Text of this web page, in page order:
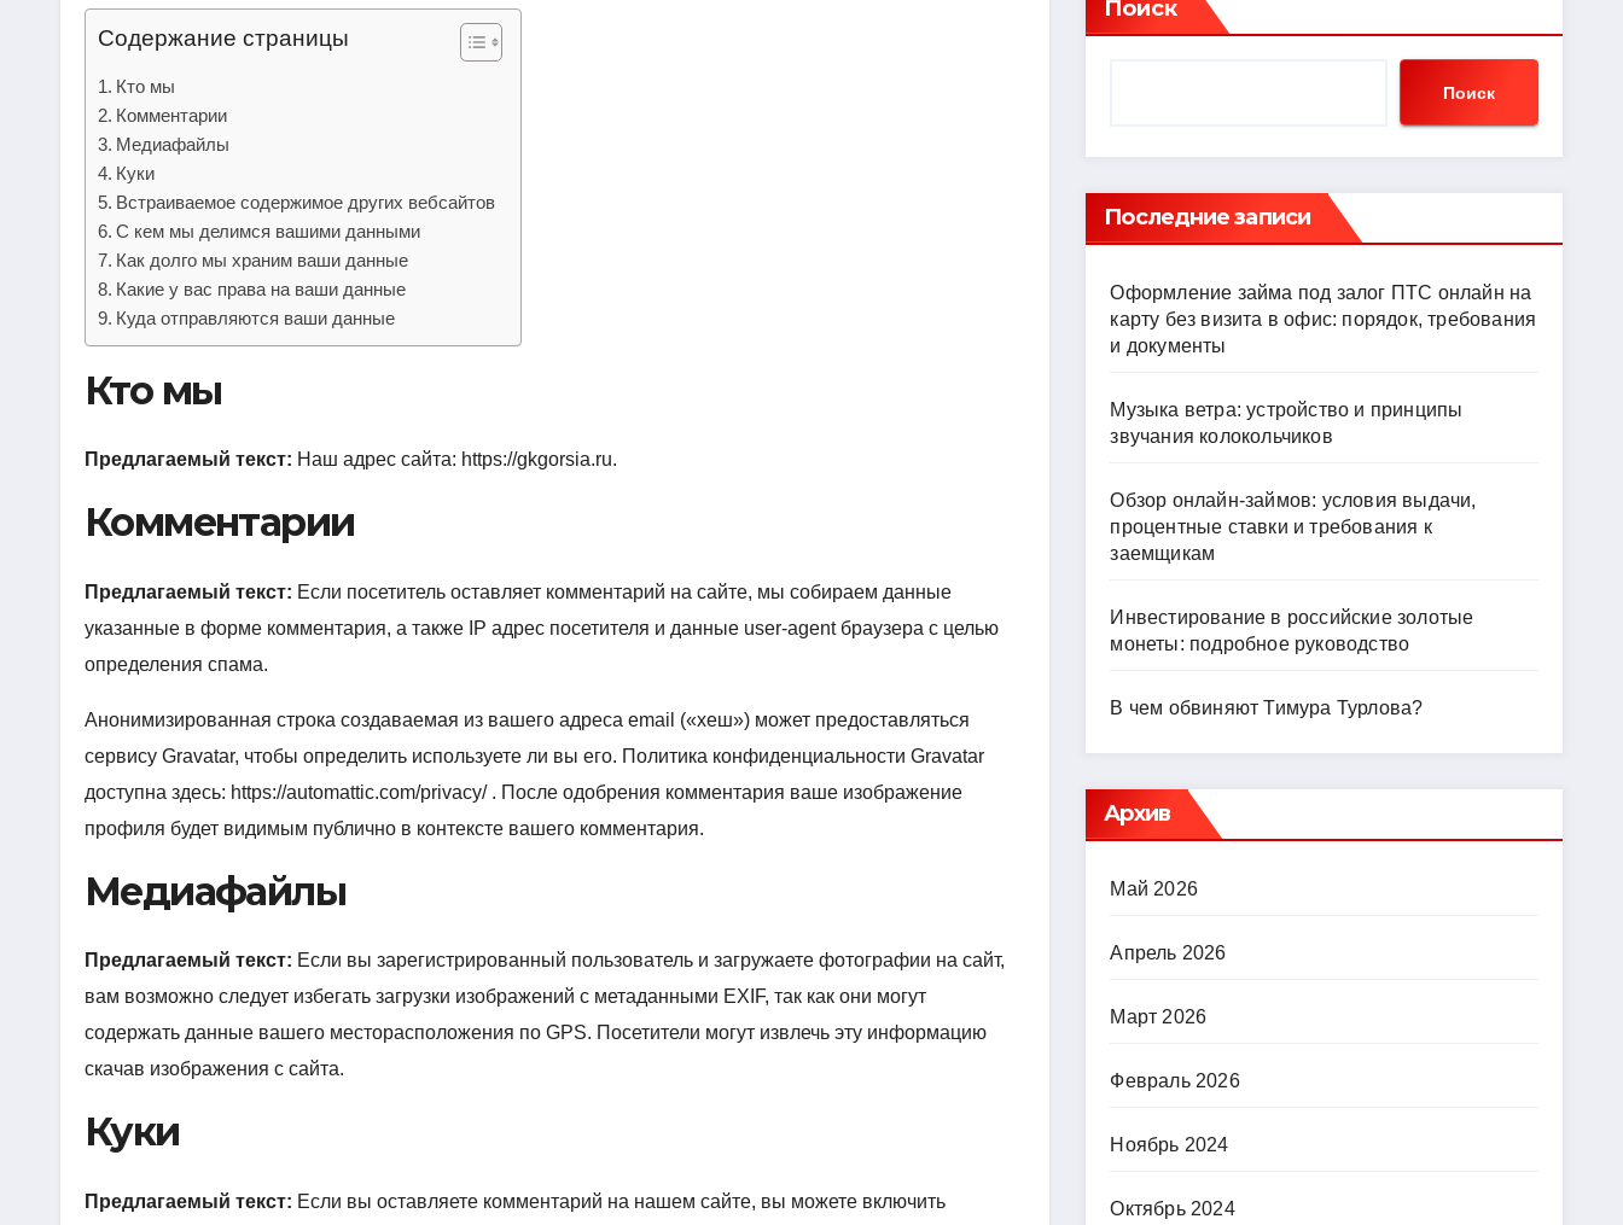
Содержание страницы
Кто мы
Комментарии
Медиафайлы
Куки
Встраиваемое содержимое других вебсайтов
С кем мы делимся вашими данными
Как долго мы храним ваши данные
Какие у вас права на ваши данные
Куда отправляются ваши данные
Кто мы
Предлагаемый текст: Наш адрес сайта: https://gkgorsia.ru.
Комментарии
Предлагаемый текст: Если посетитель оставляет комментарий на сайте, мы собираем данные
указанные в форме комментария, а также IP адрес посетителя и данные user-agent браузера с целью
определения спама.
Анонимизированная строка создаваемая из вашего адреса email («хеш») может предоставляться
сервису Gravatar, чтобы определить используете ли вы его. Политика конфиденциальности Gravatar
доступна здесь: https://automattic.com/privacy/ . После одобрения комментария ваше изображение
профиля будет видимым публично в контексте вашего комментария.
Медиафайлы
Предлагаемый текст: Если вы зарегистрированный пользователь и загружаете фотографии на сайт,
вам возможно следует избегать загрузки изображений с метаданными EXIF, так как они могут
содержать данные вашего месторасположения по GPS. Посетители могут извлечь эту информацию
скачав изображения с сайта.
Куки
Предлагаемый текст: Если вы оставляете комментарий на нашем сайте, вы можете включить
Поиск
Поиск
Последние записи
Оформление займа под залог ПТС онлайн на
карту без визита в офис: порядок, требования
и документы
Музыка ветра: устройство и принципы
звучания колокольчиков
Обзор онлайн-займов: условия выдачи,
процентные ставки и требования к
заемщикам
Инвестирование в российские золотые
монеты: подробное руководство
В чем обвиняют Тимура Турлова?
Архив
Май 2026
Апрель 2026
Март 2026
Февраль 2026
Ноябрь 2024
Октябрь 2024